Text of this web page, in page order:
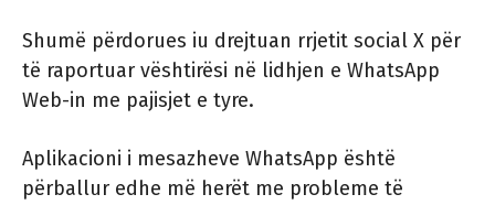
Shumë përdorues iu drejtuan rrjetit social X për
të raportuar vështirësi në lidhjen e WhatsApp
Web-in me pajisjet e tyre.
Aplikacioni i mesazheve WhatsApp është
përballur edhe më herët me probleme të